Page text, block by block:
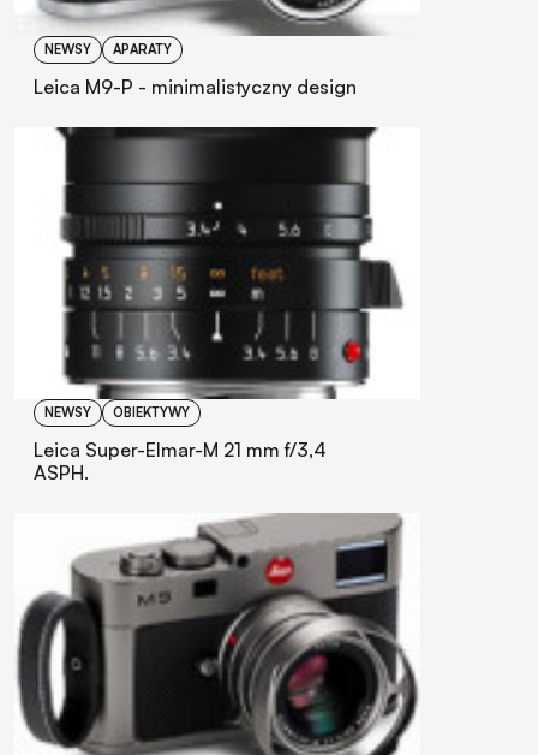
NEWSY APARATY
Leica M9-P - minimalistyczny design
NEWSY OBIEKTYWY
Leica Super-Elmar-M 21 mm f/3,4
ASPH.